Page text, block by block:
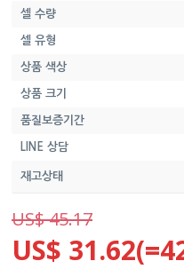
셀 수량
셀 유형
상품 색상
상품 크기
품질보증기간
LINE 상담
재고상태
US$ 45.17
US$